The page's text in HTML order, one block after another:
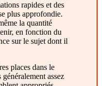
rapides et des
plus approfondie.
la quantité
en fonction du
sur le sujet dont il
places dans le
assez